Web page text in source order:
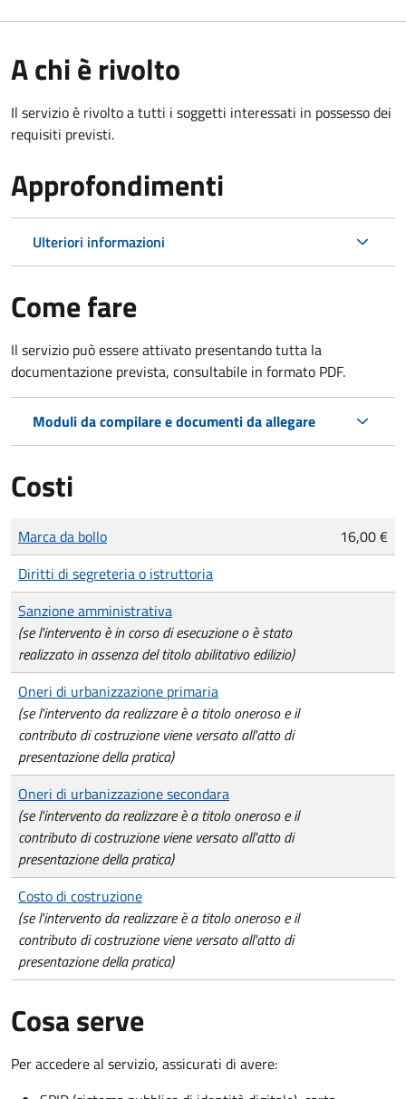
A chi è rivolto
Il servizio è rivolto a tutti i soggetti interessati in possesso dei
requisiti previsti.
Approfondimenti
Ulteriori informazioni
Come fare
Il servizio può essere attivato presentando tutta la
documentazione prevista, consultabile in formato PDF.
Moduli da compilare e documenti da allegare
Costi
Tipo di pagamento
Importo
Marca da bollo
16,00 €
Diritti di segreteria o istruttoria
Sanzione amministrativa
(se l'intervento è in corso di esecuzione o è stato
realizzato in assenza del titolo abilitativo edilizio)
Oneri di urbanizzazione primaria
(se l'intervento da realizzare è a titolo oneroso e il
contributo di costruzione viene versato all'atto di
presentazione della pratica)
Oneri di urbanizzazione secondara
(se l'intervento da realizzare è a titolo oneroso e il
contributo di costruzione viene versato all'atto di
presentazione della pratica)
Costo di costruzione
(se l'intervento da realizzare è a titolo oneroso e il
contributo di costruzione viene versato all'atto di
presentazione della pratica)
Cosa serve
Per accedere al servizio, assicurati di avere: